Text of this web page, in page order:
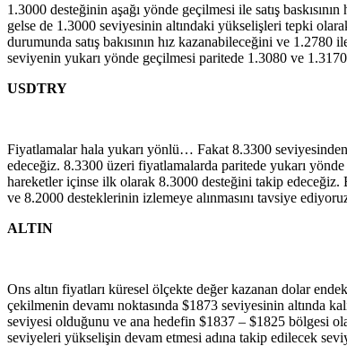
1.3000 desteğinin aşağı yönde geçilmesi ile satış
gelse de 1.3000 seviyesinin altındaki yükselişleri tepki
durumunda satış bakısının hız kazanabileceğini ve
seviyenin yukarı yönde geçilmesi paritede 1.3080 ve
USDTRY
Fiyatlamalar hala yukarı yönlü… Fakat 8.3300 seviyesinden
edeceğiz. 8.3300 üzeri fiyatlamalarda paritede yukarı
hareketler içinse ilk olarak 8.3000 desteğini takip
ve 8.2000 desteklerinin izlemeye alınmasını tavsiye
ALTIN
Ons altın fiyatları küresel ölçekte değer kazanan dolar
çekilmenin devamı noktasında $1873 seviyesinin altında
seviyesi olduğunu ve ana hedefin $1837 – $1825 bölgesi
seviyeleri yükselişin devam etmesi adına takip edilecek